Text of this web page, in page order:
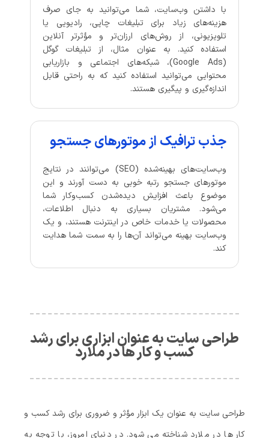
با داشتن وب‌سایت، شما می‌توانید به جای صرف
هزینه‌های زیاد برای تبلیغات چاپی، رادیویی یا
تلویزیونی، از روش‌های ارزان‌تر و مؤثرتر آنلاین
استفاده کنید. به عنوان مثال، از تبلیغات گوگل
(Google Ads)، شبکه‌های اجتماعی و بازاریابی
محتوایی می‌توانید استفاده کنید که به راحتی قابل
اندازه‌گیری و پیگیری هستند.
جذب ترافیک از موتورهای جستجو
وب‌سایت‌های بهینه‌شده (SEO) می‌توانند در نتایج
موتورهای جستجو رتبه خوبی به دست آورند و این
موضوع باعث افزایش دیده‌شدن کسب‌وکار شما
می‌شود. مشتریان بسیاری به دنبال اطلاعات،
محصولات یا خدمات خاص در اینترنت هستند، و یک
وب‌سایت بهینه می‌تواند آن‌ها را به سمت شما هدایت
کند.
طراحی سایت به عنوان ابزاری برای رشد
کسب‌ و کار ها در ملارد
طراحی سایت به‌ عنوان یک ابزار مؤثر و ضروری برای رشد کسب‌ و
کار ها در ملارد شناخته می‌ شود. در دنیای امروز، با توجه به